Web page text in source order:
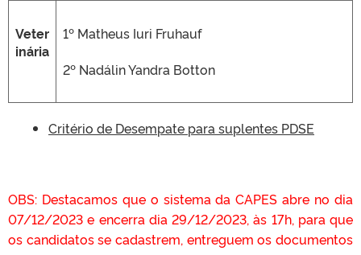
Veter
inária
1º Matheus Iuri Fruhauf
2º Nadálin Yandra Botton
Critério de Desempate para suplentes PDSE
OBS: Destacamos que o sistema da CAPES abre no dia
07/12/2023 e encerra dia 29/12/2023, às 17h, para que
os candidatos se cadastrem, entreguem os documentos